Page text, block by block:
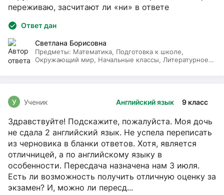
переживаю, засчитают ли «ни» в ответе
Ответ дан
Светлана Борисовна
Предметы: Математика, Подготовка к школе,
Окружающий мир, Начальные классы, Литературное
Английский язык 9 класс
У Ученик
Здравствуйте! Подскажите, пожалуйста. Моя дочь
не сдала 2 английский язык. Не успела переписать
из черновика в бланки ответов. Хотя, является
отличницей, а по английскому языку в
особенности. Пересдача назначена нам 3 июля.
Есть ли возможность получить отличную оценку за
экзамен? И, можно ли пересд...